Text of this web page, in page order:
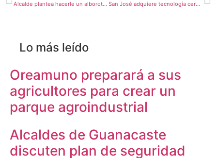
Alcalde plantea hacerle un alboroto al Conavi por incumplimiento con puentes peatonales San José adquiere tecnología cero emisiones para lavar aceras
Lo más leído
Oreamuno preparará a sus
agricultores para crear un
parque agroindustrial
Alcaldes de Guanacaste
discuten plan de seguridad